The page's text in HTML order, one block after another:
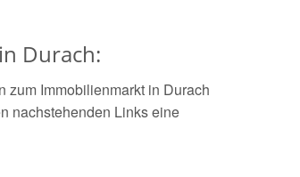
Durach:
zum Immobilienmarkt in Durach
nachstehenden Links eine